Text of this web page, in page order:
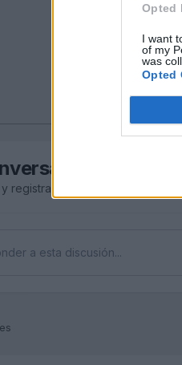
Opted
I want
of my
was
Opted
registrarte más tarde. Si tienes
a esta discusión...